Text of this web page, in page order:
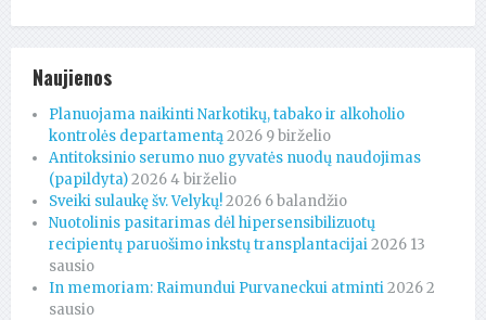
Naujienos
Planuojama naikinti Narkotikų, tabako ir alkoholio
kontrolės departamentą2026 9 birželio
Antitoksinio serumo nuo gyvatės nuodų naudojimas
(papildyta)2026 4 birželio
Sveiki sulaukę šv. Velykų!2026 6 balandžio
Nuotolinis pasitarimas dėl hipersensibilizuotų
recipientų paruošimo inkstų transplantacijai2026 13
sausio
In memoriam: Raimundui Purvaneckui atminti2026 2
sausio